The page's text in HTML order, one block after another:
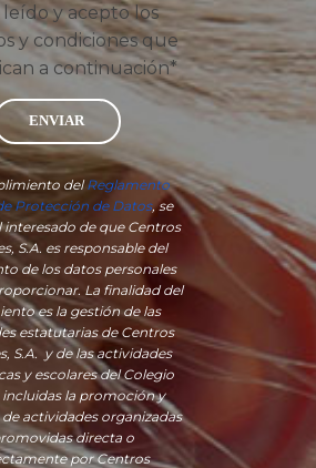
leído y acepto los
y condiciones que
a continuación*
ENVIAR
delReglamento
Protección de Datos, se
de que Centros
S.A. es responsable del
de los datos personales
La finalidad del
es la gestión de las
estatutarias de Centros
S.A. y de las actividades
y escolares del Colegio
incluidas la promoción y
actividades organizadas
directa o
por Centros